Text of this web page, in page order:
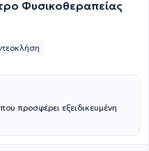
Φυσικοθεραπείας
προσφέρει εξειδικευμένη